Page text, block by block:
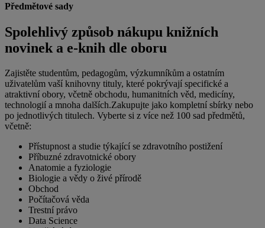
Předmětové sady
Spolehlivý způsob nákupu knižních
novinek a e-knih dle oboru
Zajistěte studentům, pedagogům, výzkumníkům a ostatním
uživatelům vaší knihovny tituly, které pokrývají specifické a
atraktivní obory, včetně obchodu, humanitních věd, medicíny,
technologií a mnoha dalších.Zakupujte jako kompletní sbírky nebo
po jednotlivých titulech. Vyberte si z více než 100 sad předmětů,
včetně:
Přístupnost a studie týkající se zdravotního postižení
Příbuzné zdravotnické obory
Anatomie a fyziologie
Biologie a vědy o živé přírodě
Obchod
Počítačová věda
Trestní právo
Data Science